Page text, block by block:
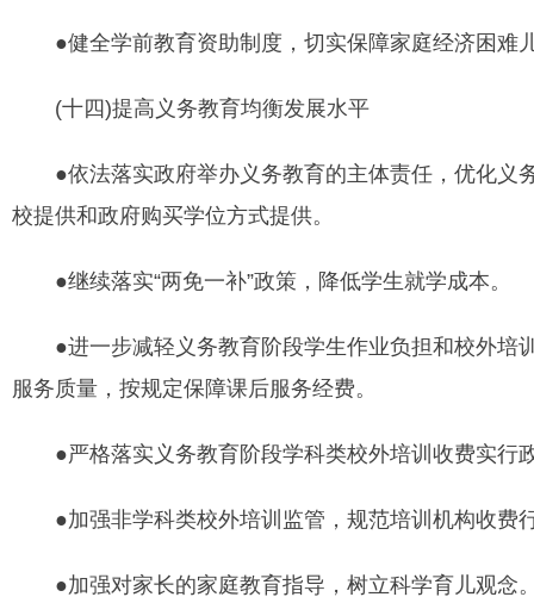
●健全学前教育资助制度，切实保障家庭经济困难
(十四)提高义务教育均衡发展水平
●依法落实政府举办义务教育的主体责任，优化义
校提供和政府购买学位方式提供。
●继续落实“两免一补”政策，降低学生就学成本。
●进一步减轻义务教育阶段学生作业负担和校外培
服务质量，按规定保障课后服务经费。
●严格落实义务教育阶段学科类校外培训收费实行
●加强非学科类校外培训监管，规范培训机构收费
●加强对家长的家庭教育指导，树立科学育儿观念